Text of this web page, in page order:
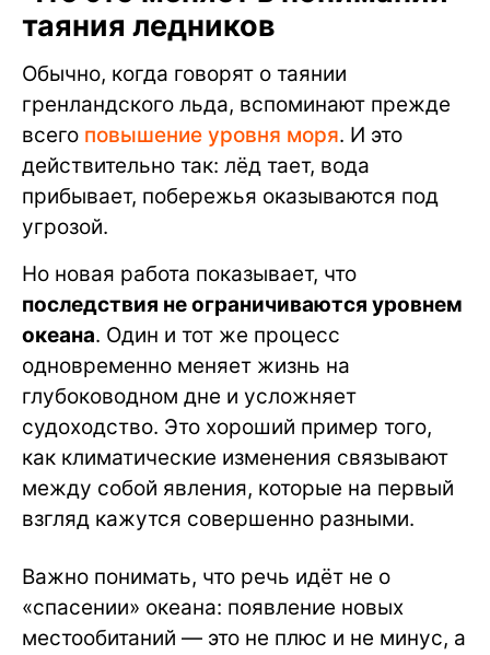
таяния ледников
Обычно, когда говорят о таянии
гренландского льда, вспоминают прежде
всего повышение уровня моря. И это
действительно так: лёд тает, вода
прибывает, побережья оказываются под
угрозой.
Но новая работа показывает, что
последствия не ограничиваются уровнем
океана. Один и тот же процесс
одновременно меняет жизнь на
глубоководном дне и усложняет
судоходство. Это хороший пример того,
как климатические изменения связывают
между собой явления, которые на первый
взгляд кажутся совершенно разными.
Важно понимать, что речь идёт не о
«спасении» океана: появление новых
местообитаний — это не плюс и не минус, а